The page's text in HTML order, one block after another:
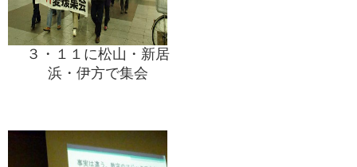
３・１１に松山・新居
浜・伊方で集会